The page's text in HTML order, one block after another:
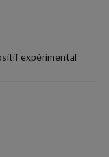
expérimental